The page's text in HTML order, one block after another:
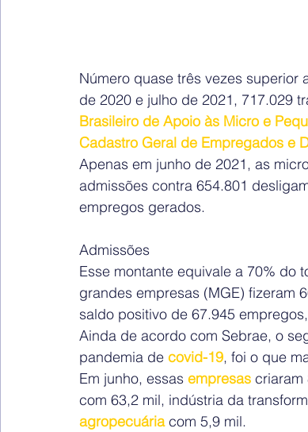
Número quase três vezes
de 2020 e julho de 2021, 717.029
Brasileiro de Apoio às Micro e
Cadastro Geral de Empregados e
Apenas em junho de 2021, as
admissões contra 654.801
empregos gerados.
Admissões
Esse montante equivale a 70% do
grandes empresas (MGE) fizeram
saldo positivo de 67.945
Ainda de acordo com Sebrae, o
pandemia de covid-19, foi o que
Em junho, essas empresas criaram
com 63,2 mil, indústria da
agropecuária com 5,9 mil.